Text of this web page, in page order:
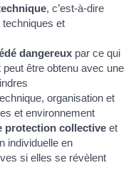
, c’est-à-dire
et
dangereux par ce qui
peut être obtenu avec une
organisation et
et environnement
protection collective et
individuelle en
si elles se révèlent